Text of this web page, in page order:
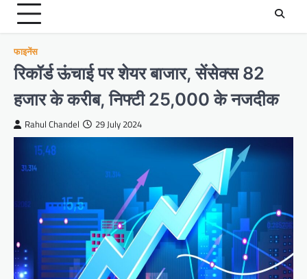
फाइनेंस
रिकॉर्ड ऊंचाई पर शेयर बाजार, सेंसेक्स 82
हजार के करीब, निफ्टी 25,000 के नजदीक
Rahul Chandel 29 July 2024